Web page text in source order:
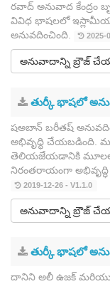
రవాద్ అనువాద
వివిధ భాషలలో
అనువదించింది.
2025-
అనువాదాన్ని బ్రౌజ్
తుర్కీ భాషలో
షఅబాన్ బరీతష్
అభివృద్ధి చేయబడింది.
తెలియజేయడానికి
నిరంతరాయంగా అభివృద్ధి
2019-12-26 - V1.1.0
అనువాదాన్ని బ్రౌజ్
తుర్కీ భాషలో
దానిని అలీ ఉజక్ మరియు